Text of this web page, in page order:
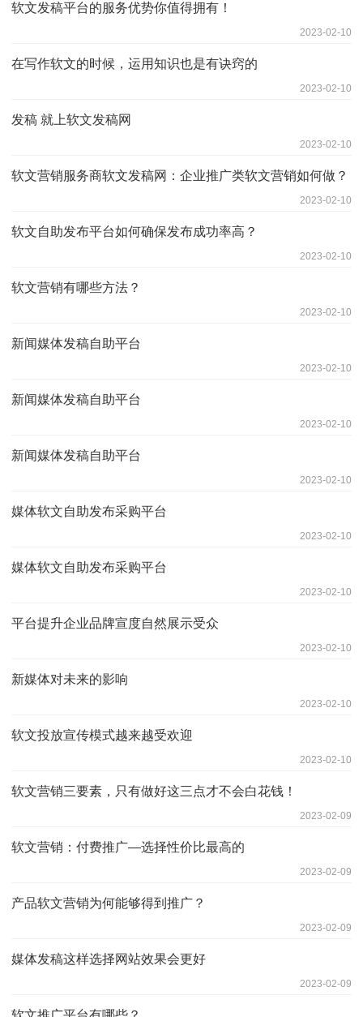
软文发稿平台的服务优势你值得拥有！
2023-02-10
在写作软文的时候，运用知识也是有诀窍的
2023-02-10
发稿 就上软文发稿网
2023-02-10
软文营销服务商软文发稿网：企业推广类软文营销如何做？
2023-02-10
软文自助发布平台如何确保发布成功率高？
2023-02-10
软文营销有哪些方法？
2023-02-10
新闻媒体发稿自助平台
2023-02-10
新闻媒体发稿自助平台
2023-02-10
新闻媒体发稿自助平台
2023-02-10
媒体软文自助发布采购平台
2023-02-10
媒体软文自助发布采购平台
2023-02-10
平台提升企业品牌宣度自然展示受众
2023-02-10
新媒体对未来的影响
2023-02-10
软文投放宣传模式越来越受欢迎
2023-02-10
软文营销三要素，只有做好这三点才不会白花钱！
2023-02-09
软文营销：付费推广—选择性价比最高的
2023-02-09
产品软文营销为何能够得到推广？
2023-02-09
媒体发稿这样选择网站效果会更好
2023-02-09